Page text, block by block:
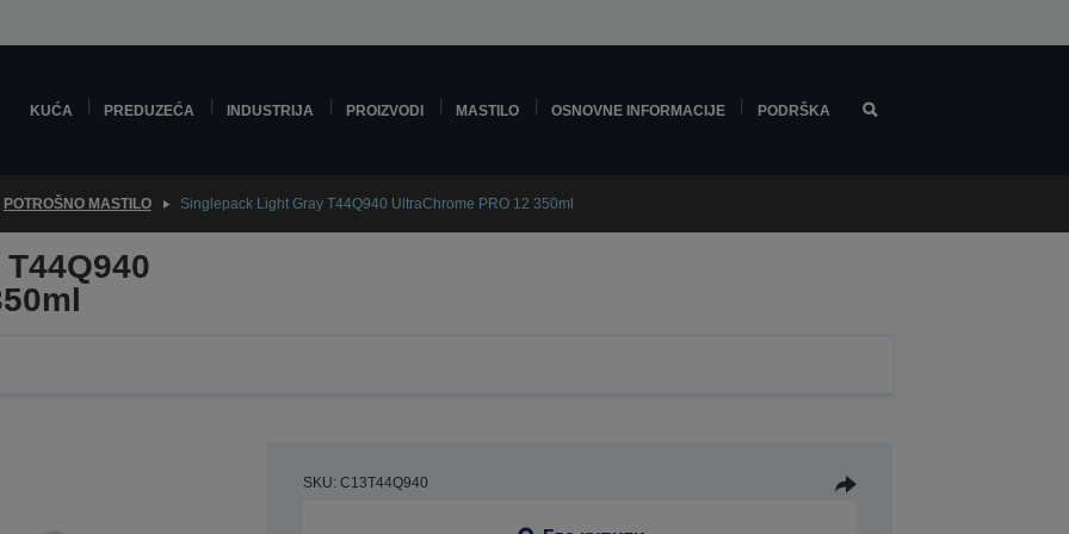
KUĆA PREDUZEĆA INDUSTRIJA PROIZVODI MASTILO OSNOVNE INFORMACIJE PODRŠKA
POTROŠNO MASTILO Singlepack Light Gray T44Q940 UltraChrome PRO 12 350ml
SKU: C13T44Q940